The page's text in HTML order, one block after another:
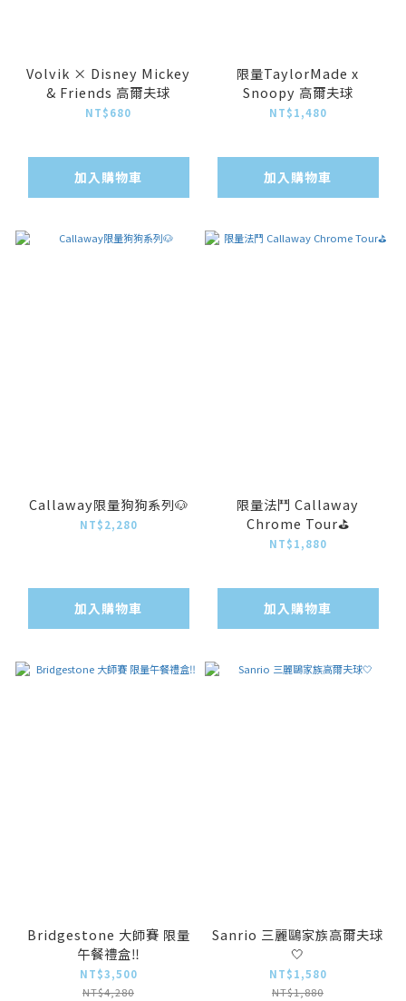
Volvik × Disney Mickey
& Friends 高爾夫球
NT$680
加入購物車
限量TaylorMade x
Snoopy 高爾夫球
NT$1,480
加入購物車
Callaway限量狗狗系列🐶
NT$2,280
加入購物車
限量法鬥 Callaway
Chrome Tour⛳️
NT$1,880
加入購物車
Bridgestone 大師賽 限量
午餐禮盒‼️
NT$3,500
NT$4,280
Sanrio 三麗鷗家族高爾夫球
🤍
NT$1,580
NT$1,880